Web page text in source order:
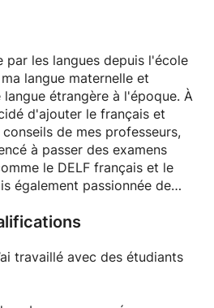
des adolescents, des
âgées, car je ne pense pas
trait que j'apprécie
que c'est comme un
à nous élever plus haut
de classe positive
ouvertement des difficultés
une confiance mutuelle,
lancer ensemble dans un
années d'expérience dans
par les langues depuis l'école
langue maternelle et
étrangère à l'époque. À
d'ajouter le français et
de mes professeurs,
à passer des examens
le DELF français et le
également passionnée de
m'a conduite à m'inscrire
et Littératures de
fondée en 1088.
parcours académique en
travaillé avec des étudiants